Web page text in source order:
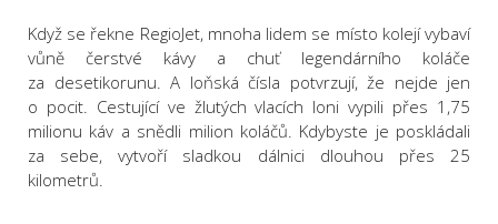
Když se řekne RegioJet, mnoha lidem se místo kolejí vybaví
vůně čerstvé kávy a chuť legendárního koláče
za desetikorunu. A loňská čísla potvrzují, že nejde jen
o pocit. Cestující ve žlutých vlacích loni vypili přes 1,75
milionu káv a snědli milion koláčů. Kdybyste je poskládali
za sebe, vytvoří sladkou dálnici dlouhou přes 25
kilometrů.